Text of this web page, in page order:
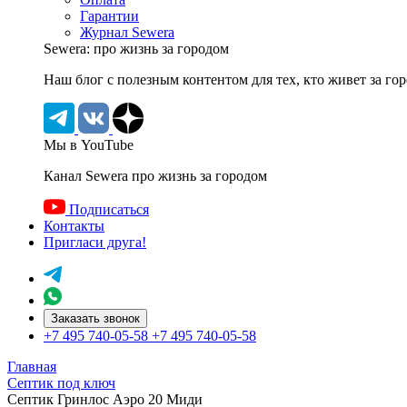
Гарантии
Журнал Sewera
Sewera: про жизнь за городом
Наш блог c полезным контентом для тех, кто живет за
Мы в YouTube
Канал Sewera про жизнь за городом
Подписаться
Контакты
Пригласи друга!
Заказать звонок
+7 495 740-05-58 +7 495 740-05-58
Главная
Септик под ключ
Септик Гринлос Аэро 20 Миди